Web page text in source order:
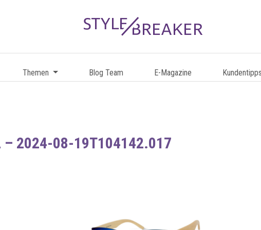
Themen Blog Team E-Magazine
– 2024-08-19T104142.017